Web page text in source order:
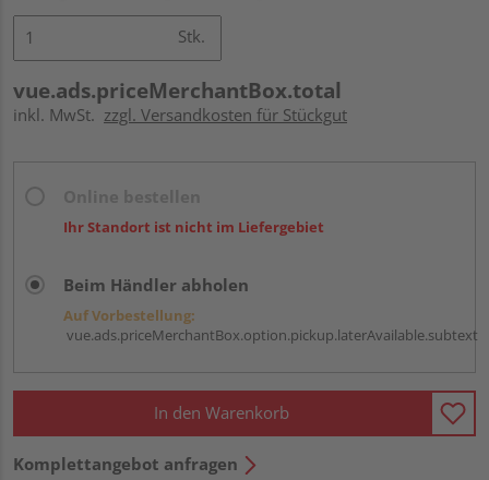
Stk.
vue.ads.priceMerchantBox.total
inkl. MwSt. zzgl. Versandkosten für Stückgut
Ihr Standort ist nicht im Liefergebiet
Beim Händler abholen
Auf Vorbestellung:
vue.ads.priceMerchantBox.option.pickup.laterAvailable.subtext
In den Warenkorb
Komplettangebot anfragen